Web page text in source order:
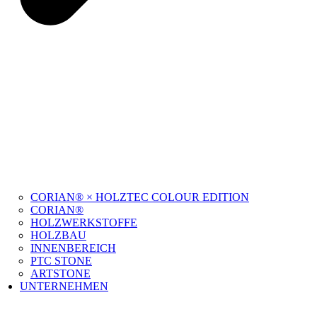
CORIAN® × HOLZTEC COLOUR EDITION
CORIAN®
HOLZWERKSTOFFE
HOLZBAU
INNENBEREICH
PTC STONE
ARTSTONE
UNTERNEHMEN